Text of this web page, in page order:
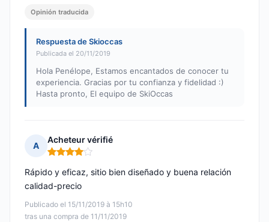
Opinión traducida
Respuesta de Skioccas
Publicada el 20/11/2019
Hola Penélope, Estamos encantados de conocer tu
experiencia. Gracias por tu confianza y fidelidad :)
Hasta pronto, El equipo de SkiOccas
A
Acheteur vérifié
Nota: 4 de 5
Publicado el 15/11/2019 à 15h10
tras una compra de 11/11/2019
Rápido y eficaz, sitio bien diseñado y buena relación
calidad-precio